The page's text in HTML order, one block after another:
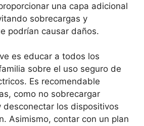
una capa adicional
sobrecargas y
podrían causar daños.
es educar a todos los
sobre el uso seguro de
Es recomendable
como no sobrecargar
desconectar los dispositivos
Asimismo, contar con un plan